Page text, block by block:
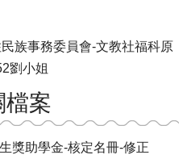
族事務委員會-文教社福科原
劉小姐
檔案
獎助學金-核定名冊-修正